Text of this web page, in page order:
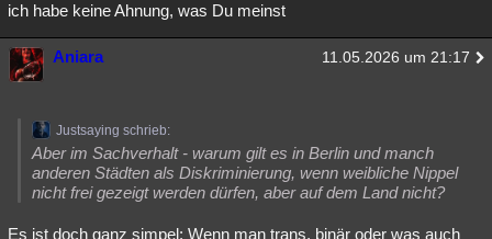
ich habe keine Ahnung, was Du meinst
Aniara 11.05.2026 um 21:17
Justsaying schrieb:
Aber im Sachverhalt - warum gilt es in Berlin und manch
anderen Städten als Diskriminierung, wenn weibliche Nippel
nicht frei gezeigt werden dürfen, aber auf dem Land nicht?
Es ist doch ganz simpel: Wenn man trans, binär oder was auch